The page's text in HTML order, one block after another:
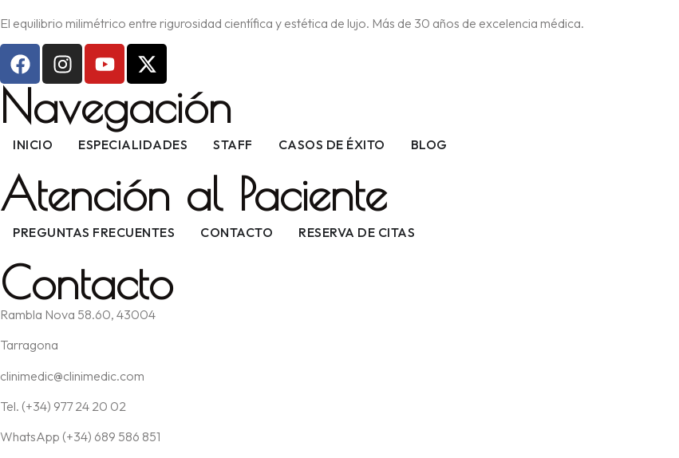
El equilibrio milimétrico entre rigurosidad científica y estética de lujo. Más de 30 años de excelencia médica.
Navegación
INICIO ESPECIALIDADES STAFF CASOS DE ÉXITO BLOG
Atención al Paciente
PREGUNTAS FRECUENTES CONTACTO RESERVA DE CITAS
Contacto
Rambla Nova 58.60, 43004
Tarragona
clinimedic@clinimedic.com
Tel. (+34) 977 24 20 02
WhatsApp (+34) 689 586 851